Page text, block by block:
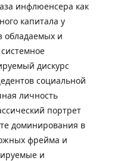
инфлюенсера как
капитала у
обладаемых и
дискурс
социальной
личность
портрет
доминирования в
фрейма и
и